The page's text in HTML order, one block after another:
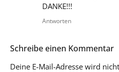
DANKE!!!
Antworten
Schreibe einen Kommentar
Deine E-Mail-Adresse wird